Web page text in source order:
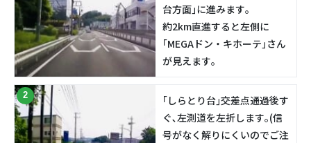
台⽅⾯｣に進みます｡
約2km直進すると左側に
｢MEGAドン・キホーテ｣さん
が見えます｡
2
｢しらとり台｣交差点通過後す
ぐ､左測道を左折します｡(信
号がなく解りにくいのでご注